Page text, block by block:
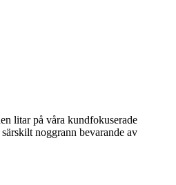
litar på våra kundfokuserade
noggrann bevarande av